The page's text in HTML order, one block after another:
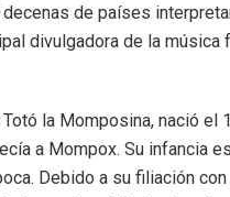
de países
divulgadora de la música
la Momposina, nació el
a Mompox. Su infancia
Debido a su filiación